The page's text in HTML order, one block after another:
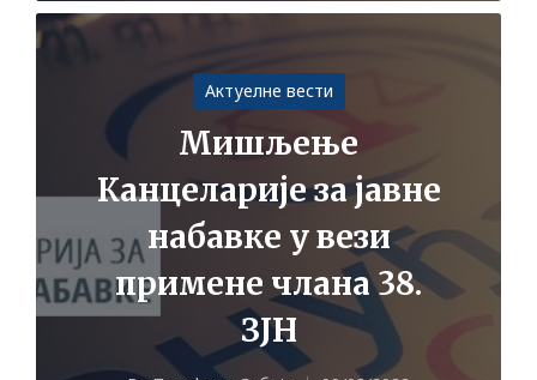
Posted
in
Актуелне вести
Мишљење
Канцеларије за јавне
набавке у вези
примене члана 38.
ЗЈН